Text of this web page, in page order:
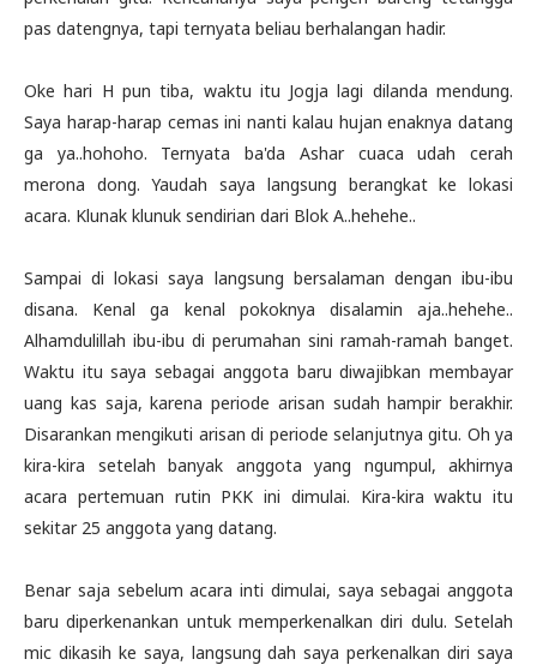
pas datengnya, tapi ternyata beliau berhalangan hadir.
Oke hari H pun tiba, waktu itu Jogja lagi dilanda mendung.
Saya harap-harap cemas ini nanti kalau hujan enaknya datang
ga ya..hohoho. Ternyata ba'da Ashar cuaca udah cerah
merona dong. Yaudah saya langsung berangkat ke lokasi
acara. Klunak klunuk sendirian dari Blok A..hehehe..
Sampai di lokasi saya langsung bersalaman dengan ibu-ibu
disana. Kenal ga kenal pokoknya disalamin aja..hehehe..
Alhamdulillah ibu-ibu di perumahan sini ramah-ramah banget.
Waktu itu saya sebagai anggota baru diwajibkan membayar
uang kas saja, karena periode arisan sudah hampir berakhir.
Disarankan mengikuti arisan di periode selanjutnya gitu. Oh ya
kira-kira setelah banyak anggota yang ngumpul, akhirnya
acara pertemuan rutin PKK ini dimulai. Kira-kira waktu itu
sekitar 25 anggota yang datang.
Benar saja sebelum acara inti dimulai, saya sebagai anggota
baru diperkenankan untuk memperkenalkan diri dulu. Setelah
mic dikasih ke saya, langsung dah saya perkenalkan diri saya